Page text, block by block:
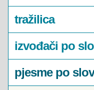
tražilica
izvođači po
pjesme po